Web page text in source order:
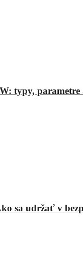
typy, parametre
sa udržať v